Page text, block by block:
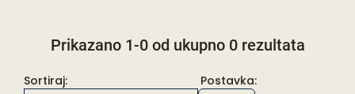
Prikazano 1-0 od ukupno 0 rezultata
Postavka:
Sortiraj: